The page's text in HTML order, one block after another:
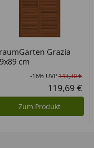
ProzentPreis
Preis
Grazia
cm
-16% UVP143,30 €
119,69 €
Zum Produkt